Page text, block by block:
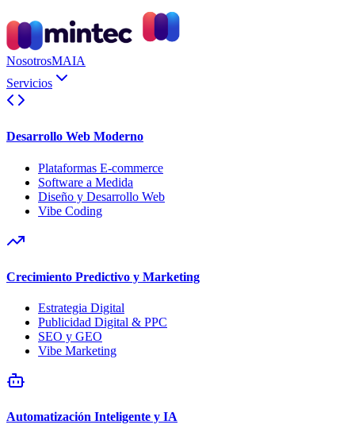
NosotrosMAIA
Servicios
Desarrollo Web Moderno
Plataformas E-commerce
Software a Medida
Diseño y Desarrollo Web
Vibe Coding
Crecimiento Predictivo y Marketing
Estrategia Digital
Publicidad Digital & PPC
SEO y GEO
Vibe Marketing
Automatización Inteligente y IA